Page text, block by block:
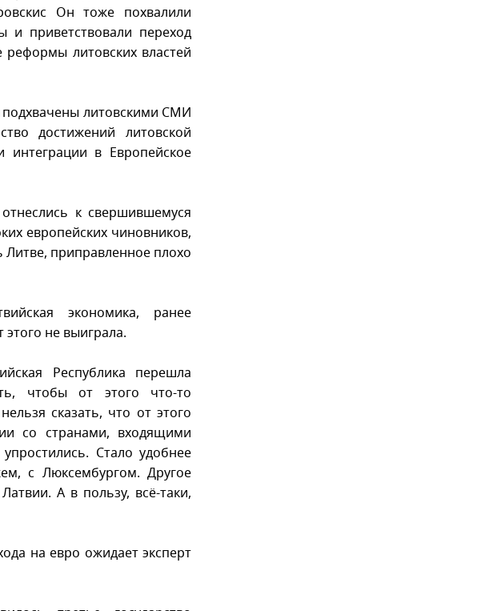
Он тоже похвалили
и приветствовали переход
литовских властей
подхвачены литовскими СМИ
достижений литовской
в Европейское
к свершившемуся
европейских чиновников,
приправленное плохо
экономика, ранее
не выиграла.
Республика перешла
чтобы от этого что-то
сказать, что от этого
со странами, входящими
Стало удобнее
с Люксембургом. Другое
А в пользу, всё-таки,
на евро ожидает эксперт